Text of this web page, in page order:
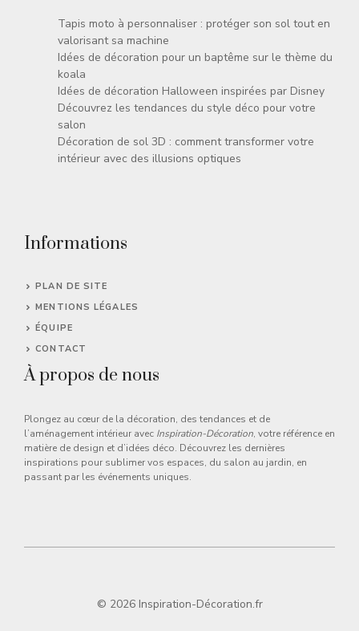
Tapis moto à personnaliser : protéger son sol tout en
valorisant sa machine
Idées de décoration pour un baptême sur le thème du
koala
Idées de décoration Halloween inspirées par Disney
Découvrez les tendances du style déco pour votre
salon
Décoration de sol 3D : comment transformer votre
intérieur avec des illusions optiques
Informations
PLAN DE SITE
MENTIONS LÉGALES
ÉQUIPE
CONTACT
À propos de nous
Plongez au cœur de la décoration, des tendances et de
l’aménagement intérieur avec Inspiration-Décoration, votre référence en
matière de design et d’idées déco. Découvrez les dernières
inspirations pour sublimer vos espaces, du salon au jardin, en
passant par les événements uniques.
© 2026 Inspiration-Décoration.fr